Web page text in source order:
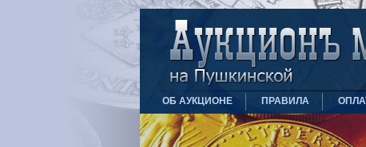
ОБ АУКЦИОНЕ ПРАВИЛА